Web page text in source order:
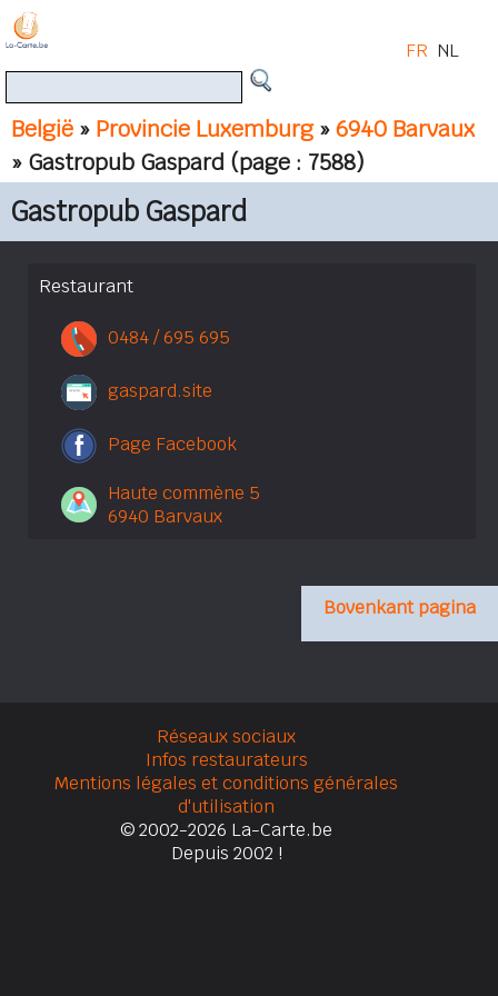
België » Provincie Luxemburg»6940 Barvaux
» Gastropub Gaspard (page : 7588)
FR NL
Gastropub Gaspard
Restaurant
0484 / 695 695
gaspard.site
Page Facebook
Haute commène 5
6940 Barvaux
Bovenkant pagina
Réseaux sociaux
Infos restaurateurs
Mentions légales et conditions générales
d'utilisation
© 2002-2026 La-Carte.be
Depuis 2002 !